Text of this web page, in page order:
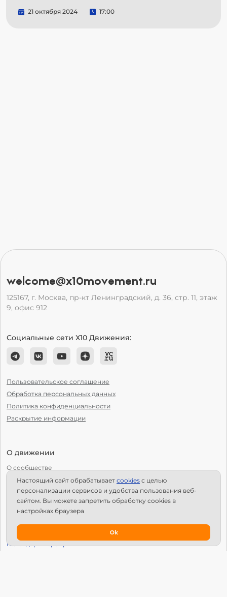
21 октября 2024 17:00
welcome@x10movement.ru
125167, г. Москва, пр-кт Ленинградский, д. 36, стр. 11, этаж
9, офис 912
Социальные сети Х10 Движения:
Пользовательское соглашение
Обработка персональных данных
Политика конфиденциальности
Раскрытие информации
О движении
О сообществе
С чего начать?
Структура Х10
Как стать региональным лидером?
Календарь мероприятий
Настоящий сайт обрабатывает сookies с целью
персонализации сервисов и удобства пользования веб-
сайтом. Вы можете запретить обработку сookies в
настройках браузера
Ok